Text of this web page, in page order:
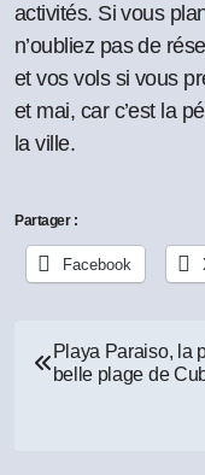
activités. Si vous
n’oubliez pas de
et vos vols si vous
et mai, car c’est la
la ville.
Partager :
Facebook
Navigation
Playa Paraiso, la
belle plage de